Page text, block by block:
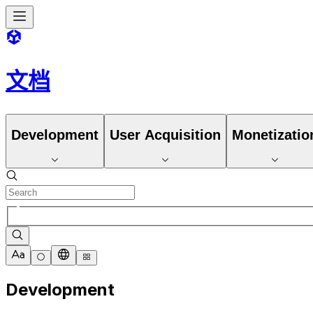
文档
Development User Acquisition
Development